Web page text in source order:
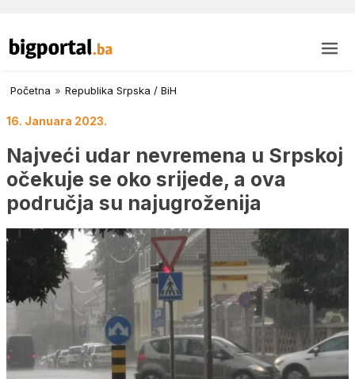
Početna » Republika Srpska / BiH
16. Januara 2023.
Najveći udar nevremena u Srpskoj
očekuje se oko srijede, a ova
područja su najugroženija